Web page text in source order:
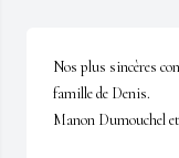
Nos plus sincères
famille de Denis.
Manon Dumouchel